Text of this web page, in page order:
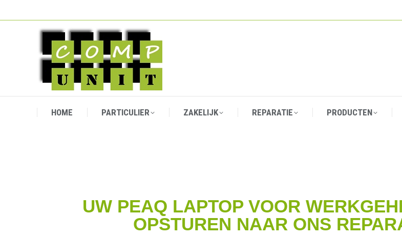
HOME PARTICULIER ZAKELIJK REPARATIE PRODUCTEN
UW PEAQ LAPTOP VOOR
OPSTUREN NAAR ONS
HOME PARTICULIER